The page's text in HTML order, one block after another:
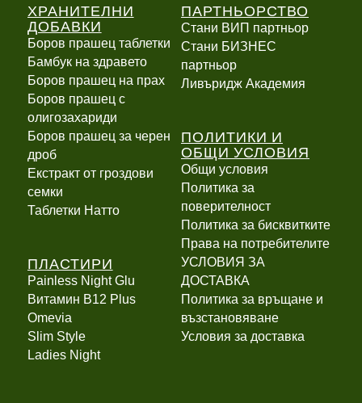
ХРАНИТЕЛНИ
ДОБАВКИ
Боров прашец таблетки
Бамбук на здравето
Боров прашец на прах
Боров прашец с
олигозахариди
Боров прашец за черен
дроб
Екстракт от гроздови
семки
Таблетки Натто
ПЛАСТИРИ
Painless Night Glu
Витамин B12 Plus
Оmevia
Slim Style
Ladies Night
ПАРТНЬОРСТВО
Стани ВИП партньор
Стани БИЗНЕС
партньор
Ливъридж Академия
ПОЛИТИКИ И
ОБЩИ УСЛОВИЯ
Общи условия
Политика за
поверителност
Политика за бисквитките
Права на потребителите
УСЛОВИЯ ЗА
ДОСТАВКА
Политика за връщане и
възстановяване
Условия за доставка